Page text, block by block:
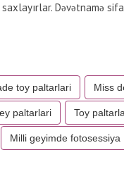
Dəvətnamə
toy paltarlari Miss
paltarlari Toy
Milli geyimde fotosessiya